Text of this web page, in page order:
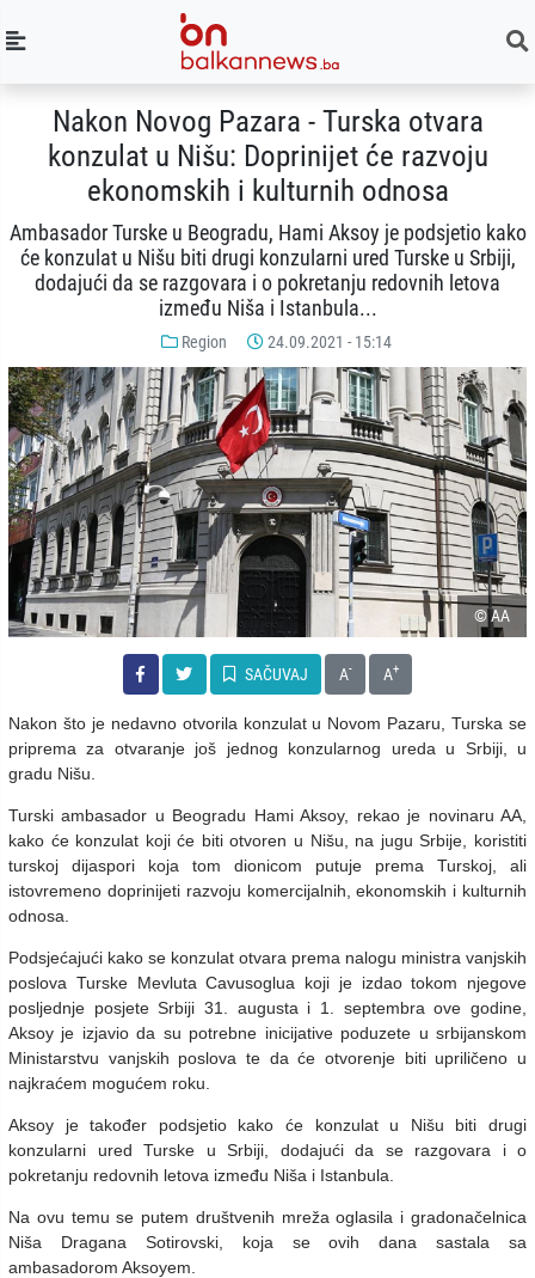
Nakon Novog Pazara - Turska otvara
konzulat u Nišu: Doprinijet će razvoju
ekonomskih i kulturnih odnosa
Ambasador Turske u Beogradu, Hami Aksoy je podsjetio kako
će konzulat u Nišu biti drugi konzularni ured Turske u Srbiji,
dodajući da se razgovara i o pokretanju redovnih letova
između Niša i Istanbula...
Region 24.09.2021 - 15:14
© AA
SAČUVAJ A- A+
Nakon što je nedavno otvorila konzulat u Novom Pazaru, Turska se
priprema za otvaranje još jednog konzularnog ureda u Srbiji, u
gradu Nišu.
Turski ambasador u Beogradu Hami Aksoy, rekao je novinaru AA,
kako će konzulat koji će biti otvoren u Nišu, na jugu Srbije, koristiti
turskoj dijaspori koja tom dionicom putuje prema Turskoj, ali
istovremeno doprinijeti razvoju komercijalnih, ekonomskih i kulturnih
odnosa.
Podsjećajući kako se konzulat otvara prema nalogu ministra vanjskih
poslova Turske Mevluta Cavusoglua koji je izdao tokom njegove
posljednje posjete Srbiji 31. augusta i 1. septembra ove godine,
Aksoy je izjavio da su potrebne inicijative poduzete u srbijanskom
Ministarstvu vanjskih poslova te da će otvorenje biti upriličeno u
najkraćem mogućem roku.
Aksoy je također podsjetio kako će konzulat u Nišu biti drugi
konzularni ured Turske u Srbiji, dodajući da se razgovara i o
pokretanju redovnih letova između Niša i Istanbula.
Na ovu temu se putem društvenih mreža oglasila i gradonačelnica
Niša Dragana Sotirovski, koja se ovih dana sastala sa
ambasadorom Aksoyem.